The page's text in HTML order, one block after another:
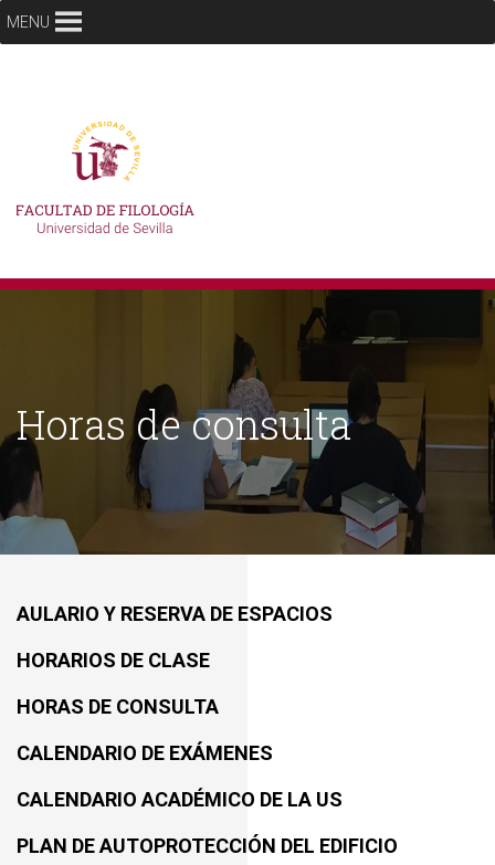
MENU
Horas de consulta
AULARIO Y RESERVA DE ESPACIOS
HORARIOS DE CLASE
HORAS DE CONSULTA
CALENDARIO DE EXÁMENES
CALENDARIO ACADÉMICO DE LA US
PLAN DE AUTOPROTECCIÓN DEL EDIFICIO